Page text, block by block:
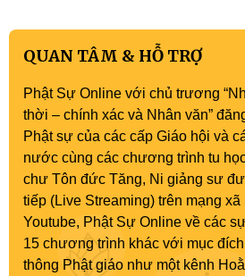
QUAN TÂM & HỖ TRỢ
Phật Sự Online với chủ trương
thời – chính xác và Nhân văn”
Phật sự của các cấp Giáo hội và
nước cùng các chương trình tu
chư Tôn đức Tăng, Ni giảng sư
tiếp (Live Streaming) trên mạng xã
Youtube, Phật Sự Online về các
15 chương trình khác với mục
thông Phật giáo như một kênh